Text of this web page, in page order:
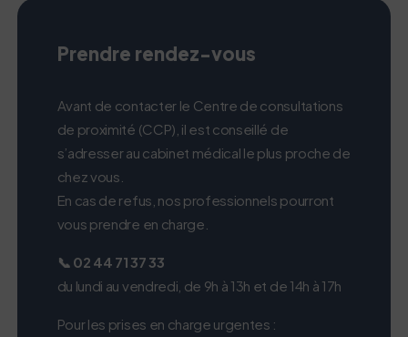
Prendre rendez-vous
Avant de contacter le Centre de consultations
de proximité (CCP), il est conseillé de
s’adresser au cabinet médical le plus proche de
chez vous.
En cas de refus, nos professionnels pourront
vous prendre en charge.
📞 02 44 71 37 33
du lundi au vendredi, de 9h à 13h et de 14h à 17h
Pour les prises en charge urgentes :